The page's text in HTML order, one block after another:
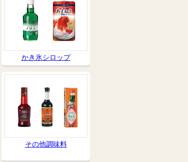
かき氷シロップ
その他調味料